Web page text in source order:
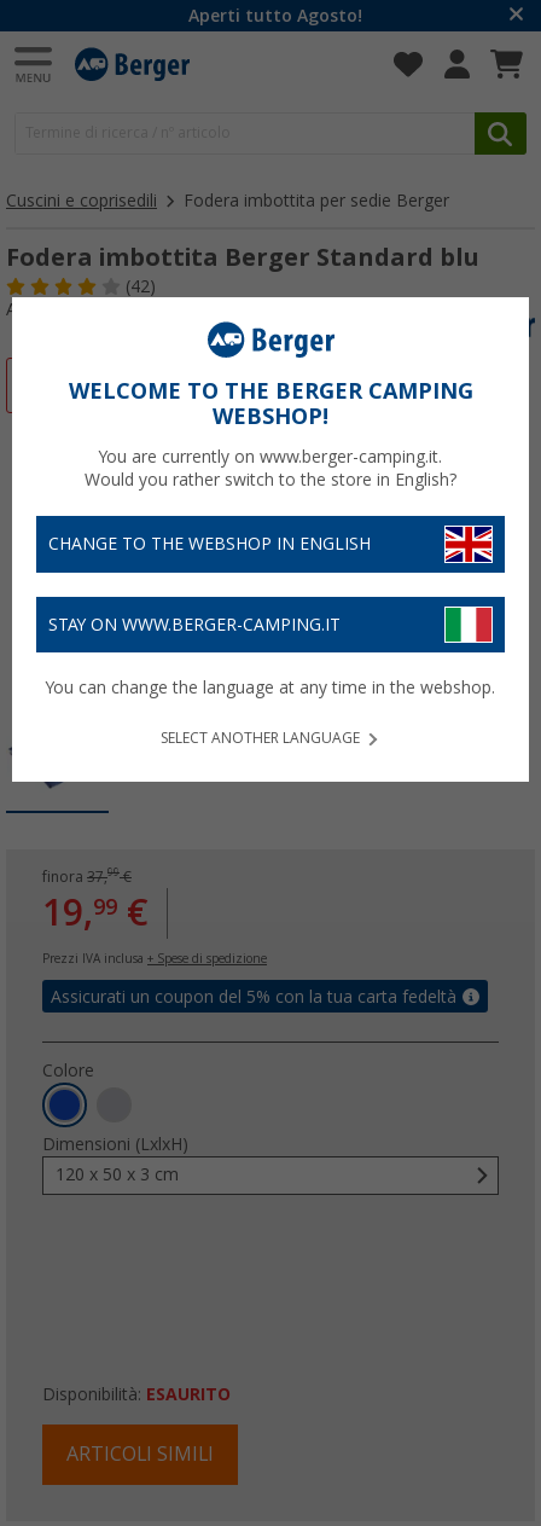
Aperti tutto Agosto!
Cuscini e coprisedili Fodera imbottita per sedie Berger
Fodera imbottita Berger Standard blu
(42)
Articolo n: 711810
-47%
finora 37,99€
19,99 €
Prezzi IVA inclusa + Spese di spedizione
Assicurati un coupon del 5% con la tua carta fedeltà
Colore
Dimensioni (LxlxH)
120 x 50 x 3 cm
Disponibilità: ESAURITO
ARTICOLI SIMILI
WELCOME TO THE BERGER CAMPING
WEBSHOP!
You are currently on www.berger-camping.it.
Would you rather switch to the store in English?
CHANGE TO THE WEBSHOP IN ENGLISH
STAY ON WWW.BERGER-CAMPING.IT
You can change the language at any time in the webshop.
SELECT ANOTHER LANGUAGE